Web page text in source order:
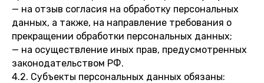
— на отзыв согласия на обработку персональных
данных, а также, на направление требования о
прекращении обработки персональных данных;
— на осуществление иных прав, предусмотренных
законодательством РФ.
4.2. Субъекты персональных данных обязаны: